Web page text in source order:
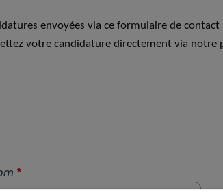
envoyées via ce formulaire de contact
votre candidature directement via notre
*